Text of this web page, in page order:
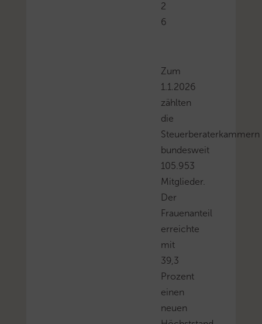
2
6
Zum
1.1.2026
zählten
die
Steuerberaterkammern
bundesweit
105.953
Mitglieder.
Der
Frauenanteil
erreichte
mit
39,3
Prozent
einen
neuen